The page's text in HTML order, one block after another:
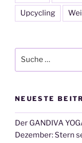
Upcycling
nach:
NEUESTE
Der GANDIVA
Dezember: Stern